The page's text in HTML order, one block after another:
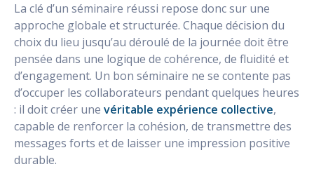
La clé d’un séminaire réussi repose donc sur une
approche globale et structurée. Chaque décision du
choix du lieu jusqu’au déroulé de la journée doit être
pensée dans une logique de cohérence, de fluidité et
d’engagement. Un bon séminaire ne se contente pas
d’occuper les collaborateurs pendant quelques heures
: il doit créer une véritable expérience collective,
capable de renforcer la cohésion, de transmettre des
messages forts et de laisser une impression positive
durable.